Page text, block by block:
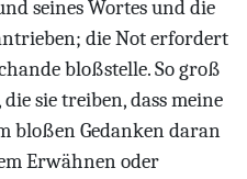
seines Wortes und die
die Not erfordert
bloßstelle. So groß
sie treiben, dass meine
bloßen Gedanken daran
Erwähnen oder